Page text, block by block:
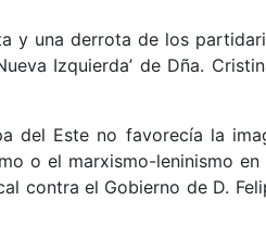
y una derrota de los
Izquierda’ de Dña.
del Este no favorecía la
o el marxismo-leninismo
contra el Gobierno de D.